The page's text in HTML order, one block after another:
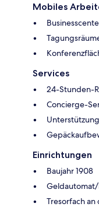
Mobiles
Services
24-Stunden-
Concierge-
Einrichtungen
Baujahr 1908
Tresorfach an